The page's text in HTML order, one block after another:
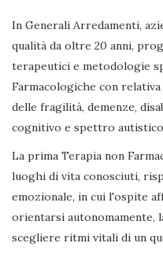
In Generali Arredamenti,
qualità da oltre 20 anni,
terapeutici e metodologie
Farmacologiche con
delle fragilità, demenze,
cognitivo e spettro
La prima Terapia non
luoghi di vita conosciuti,
emozionale, in cui l'ospite
orientarsi autonomamente,
scegliere ritmi vitali di un